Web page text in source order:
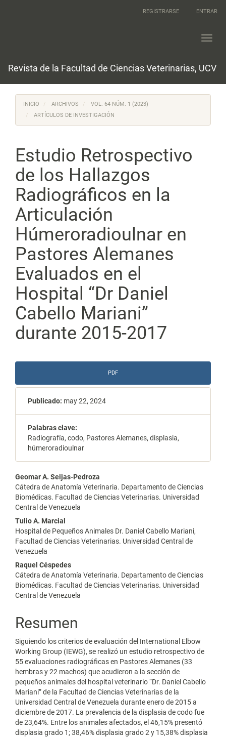
REGISTRARSE ENTRAR
Revista de la Facultad de Ciencias Veterinarias, UCV
INICIO ARCHIVOS
VOL. 64 NÚM. 1 (2023)
ARTÍCULOS DE INVESTIGACIÓN
Estudio Retrospectivo
de los Hallazgos
Radiográficos en la
Articulación
Húmeroradioulnar en
Pastores Alemanes
Evaluados en el
Hospital “Dr Daniel
Cabello Mariani”
durante 2015-2017
Barra
lateral
del
artículo
PDF
Publicado: may 22, 2024
Palabras clave:
Radiografía, codo, Pastores Alemanes, displasia,
húmeroradioulnar
Contenido
principal
del
artículo
Geomar A. Seijas-Pedroza
Cátedra de Anatomía Veterinaria. Departamento de Ciencias
Biomédicas. Facultad de Ciencias Veterinarias. Universidad
Central de Venezuela
Tulio A. Marcial
Hospital de Pequeños Animales Dr. Daniel Cabello Mariani,
Facultad de Ciencias Veterinarias. Universidad Central de
Venezuela
Raquel Céspedes
Cátedra de Anatomía Veterinaria. Departamento de Ciencias
Biomédicas. Facultad de Ciencias Veterinarias. Universidad
Central de Venezuela
Resumen
Siguiendo los criterios de evaluación del International Elbow
Working Group (IEWG), se realizó un estudio retrospectivo de
55 evaluaciones radiográficas en Pastores Alemanes (33
hembras y 22 machos) que acudieron a la sección de
pequeños animales del hospital veterinario “Dr. Daniel Cabello
Mariani” de la Facultad de Ciencias Veterinarias de la
Universidad Central de Venezuela durante enero de 2015 a
diciembre de 2017. La prevalencia de la displasia de codo fue
de 23,64%. Entre los animales afectados, el 46,15% presentó
displasia grado 1; 38,46% displasia grado 2 y 15,38% displasia